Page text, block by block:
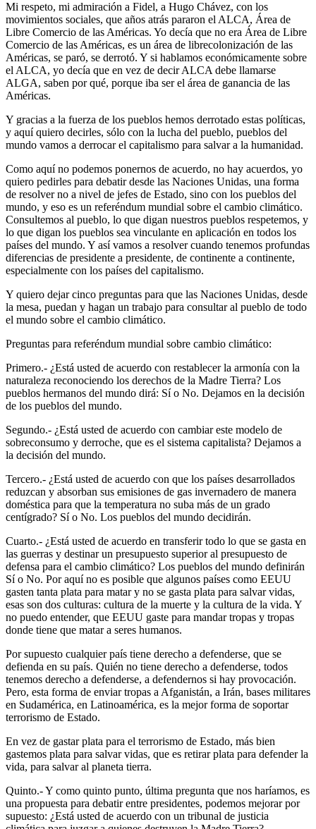
Mi respeto, mi admiración a Fidel, a Hugo Chávez, con los
movimientos sociales, que años atrás pararon el ALCA, Área de
Libre Comercio de las Américas. Yo decía que no era Área de Libre
Comercio de las Américas, es un área de librecolonización de las
Américas, se paró, se derrotó. Y si hablamos económicamente sobre
el ALCA, yo decía que en vez de decir ALCA debe llamarse
ALGA, saben por qué, porque iba ser el área de ganancia de las
Américas.
Y gracias a la fuerza de los pueblos hemos derrotado estas políticas,
y aquí quiero decirles, sólo con la lucha del pueblo, pueblos del
mundo vamos a derrocar el capitalismo para salvar a la humanidad.
Como aquí no podemos ponernos de acuerdo, no hay acuerdos, yo
quiero pedirles para debatir desde las Naciones Unidas, una forma
de resolver no a nivel de jefes de Estado, sino con los pueblos del
mundo, y eso es un referéndum mundial sobre el cambio climático.
Consultemos al pueblo, lo que digan nuestros pueblos respetemos, y
lo que digan los pueblos sea vinculante en aplicación en todos los
países del mundo. Y así vamos a resolver cuando tenemos profundas
diferencias de presidente a presidente, de continente a continente,
especialmente con los países del capitalismo.
Y quiero dejar cinco preguntas para que las Naciones Unidas, desde
la mesa, puedan y hagan un trabajo para consultar al pueblo de todo
el mundo sobre el cambio climático.
Preguntas para referéndum mundial sobre cambio climático:
Primero.- ¿Está usted de acuerdo con restablecer la armonía con la
naturaleza reconociendo los derechos de la Madre Tierra? Los
pueblos hermanos del mundo dirá: Sí o No. Dejamos en la decisión
de los pueblos del mundo.
Segundo.- ¿Está usted de acuerdo con cambiar este modelo de
sobreconsumo y derroche, que es el sistema capitalista? Dejamos a
la decisión del mundo.
Tercero.- ¿Está usted de acuerdo con que los países desarrollados
reduzcan y absorban sus emisiones de gas invernadero de manera
doméstica para que la temperatura no suba más de un grado
centígrado? Sí o No. Los pueblos del mundo decidirán.
Cuarto.- ¿Está usted de acuerdo en transferir todo lo que se gasta en
las guerras y destinar un presupuesto superior al presupuesto de
defensa para el cambio climático? Los pueblos del mundo definirán
Sí o No. Por aquí no es posible que algunos países como EEUU
gasten tanta plata para matar y no se gasta plata para salvar vidas,
esas son dos culturas: cultura de la muerte y la cultura de la vida. Y
no puedo entender, que EEUU gaste para mandar tropas y tropas
donde tiene que matar a seres humanos.
Por supuesto cualquier país tiene derecho a defenderse, que se
defienda en su país. Quién no tiene derecho a defenderse, todos
tenemos derecho a defenderse, a defendernos si hay provocación.
Pero, esta forma de enviar tropas a Afganistán, a Irán, bases militares
en Sudamérica, en Latinoamérica, es la mejor forma de soportar
terrorismo de Estado.
En vez de gastar plata para el terrorismo de Estado, más bien
gastemos plata para salvar vidas, que es retirar plata para defender la
vida, para salvar al planeta tierra.
Quinto.- Y como quinto punto, última pregunta que nos haríamos, es
una propuesta para debatir entre presidentes, podemos mejorar por
supuesto: ¿Está usted de acuerdo con un tribunal de justicia